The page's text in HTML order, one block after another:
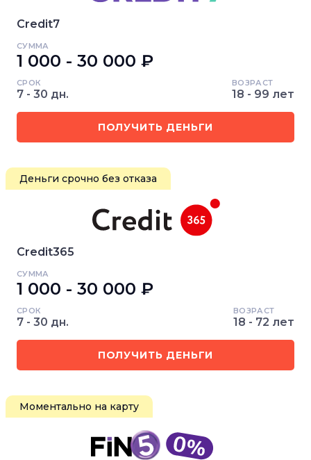
Credit7
СУММА
1 000 - 30 000 ₽
СРОК
7 - 30 дн.
ВОЗРАСТ
18 - 99 лет
ПОЛУЧИТЬ ДЕНЬГИ
Деньги срочно без отказа
Credit365
СУММА
1 000 - 30 000 ₽
СРОК
7 - 30 дн.
ВОЗРАСТ
18 - 72 лет
ПОЛУЧИТЬ ДЕНЬГИ
Моментально на карту